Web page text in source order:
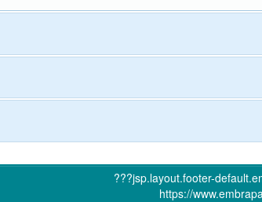
???jsp.layout.footer-
https://